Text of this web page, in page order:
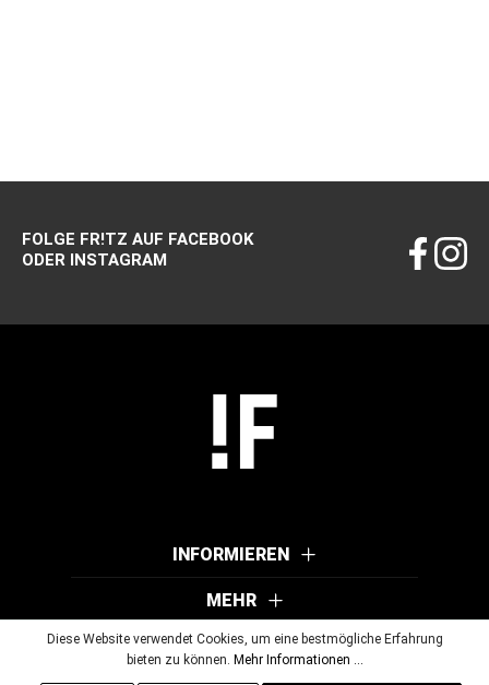
FOLGE FR!TZ AUF FACEBOOK
ODER INSTAGRAM
INFORMIEREN
MEHR
Diese Website verwendet Cookies, um eine bestmögliche Erfahrung
bieten zu können. Mehr Informationen ...